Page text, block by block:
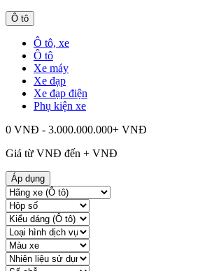
Ô tô
Ô tô, xe
Ô tô
Xe máy
Xe đạp
Xe đạp điện
Phụ kiện xe
0 VNĐ - 3.000.000.000+ VNĐ
Giá từ VNĐ đến + VNĐ
Áp dụng